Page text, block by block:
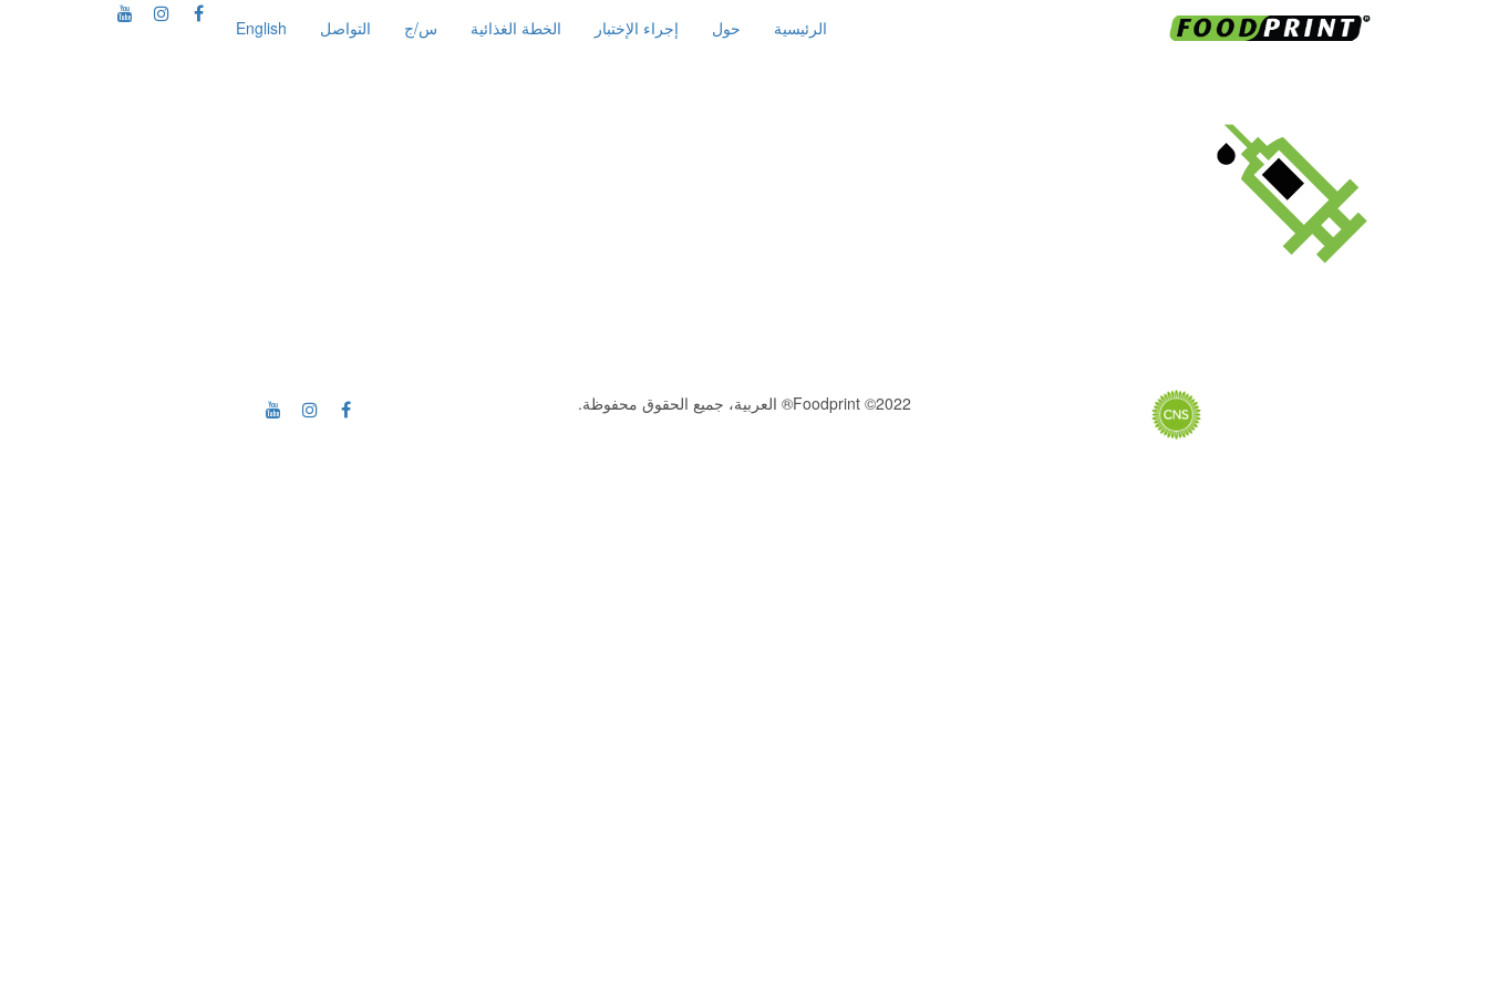
الرئيسية حول إجراء الإختبار الخطة الغذائية س/ج التواصل English
2022© Foodprint® العربية، جميع الحقوق محفوظة.